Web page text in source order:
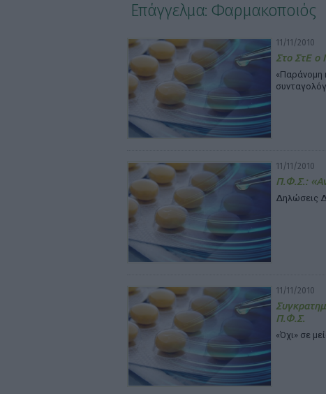
Επάγγελμα: Φαρμακοποιός
11/11/2010
Στο ΣτΕ ο
«Παράνομη
11/11/2010
Π.Φ.Σ.:
Δηλώσεις
11/11/2010
Π.Φ.Σ.
«Όχι» σε